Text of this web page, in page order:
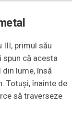
III, primul său
că acesta
lume, însă
Totuşi, înainte de
să traverseze